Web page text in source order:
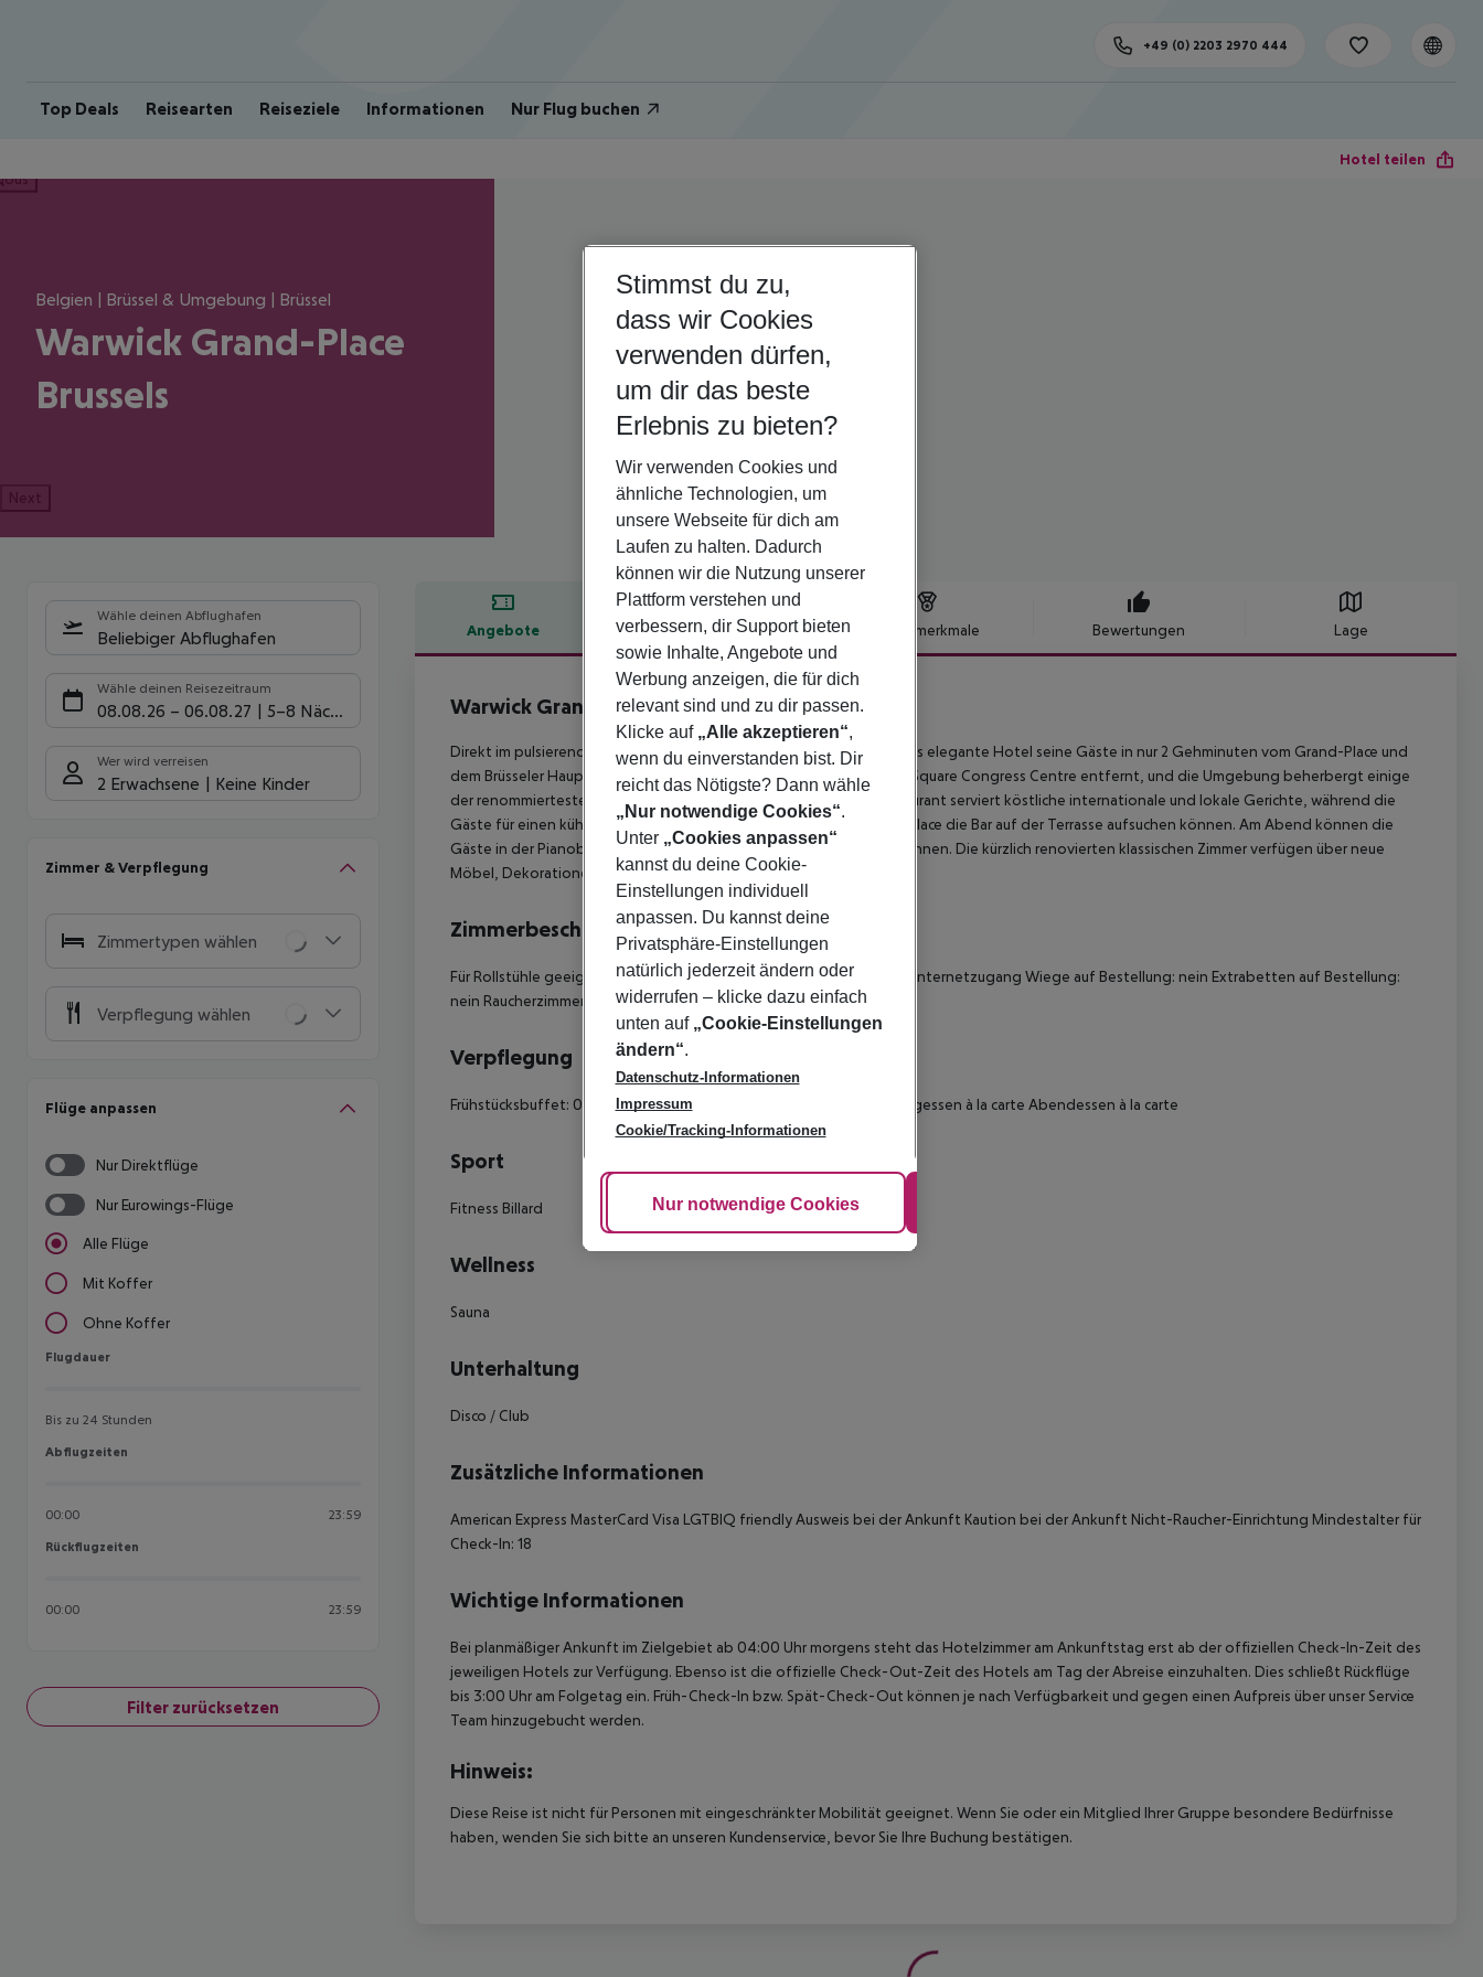
Top Deals Reisearten Reiseziele Informationen Nur Flug buchen
+49 (0) 2203 2970 444
Hotel teilen
Belgien | Brüssel & Umgebung | Brüssel
Warwick Grand-Place
Brussels
Next
Wähle deinen Abflughafen
Beliebiger Abflughafen
Wähle deinen Reisezeitraum
08.08.26 – 06.08.27 5-8 Nächte
Wer wird verreisen
2 Erwachsene Keine Kinder
Zimmer & Verpflegung
Zimmertypen wählen
Verpflegung wählen
Flüge anpassen
Nur Direktflüge
Nur Eurowings-Flüge
Alle Flüge
Mit Koffer
Ohne Koffer
Flugdauer
Flugdauer
Bis zu 24 Stunden
Abflugzeiten
Abflugzeiten
00:00 23:59
Rückflugzeiten
Rückflugzeiten
00:00 23:59
Filter zurücksetzen
Angebote Hotelbeschreibung Hotelmerkmale Bewertungen Lage
Hotelbeschreibung
Warwick Grand-Place Brussels
Direkt im pulsierenden Herzen von Brüssel gelegen, empfängt dieses elegante Hotel seine Gäste in nur 2 Gehminuten vom Grand-Place und
dem Brüsseler Hauptbahnhof. Es ist auch weniger als 150 Meter vom Square Congress Centre entfernt, und die Umgebung beherbergt einige
der renommiertesten Restaurants der Stadt. Das hoteleigene Restaurant serviert köstliche internationale und lokale Gerichte, während die
Gäste für einen kühlen Cocktail mit herrlichem Blick auf den Grand Palace die Bar auf der Terrasse aufsuchen können. Am Abend können die
Gäste in der Pianobar bei ein paar Drinks und herrlicher Musik entspannen. Die kürzlich renovierten klassischen Zimmer verfügen über neue
Möbel, Dekorationen, Betten und renovierte Badezimmer.
Zimmerbeschreibung
Für Rollstühle geeignet: nein Barrierefreies Badezimmer: nein WLAN-Internetzugang Wiege auf Bestellung: nein Extrabetten auf Bestellung:
nein Raucherzimmer: nein Anzahl der Schlafzimmer: 1
Verpflegung
Frühstücksbuffet: 08:00:00 - 11:30:00 Kontinentales Frühstück Mittagessen à la carte Abendessen à la carte
Sport
Fitness Billard
Wellness
Sauna
Unterhaltung
Disco / Club
Zusätzliche Informationen
American Express MasterCard Visa LGTBIQ friendly Ausweis bei der Ankunft Kaution bei der Ankunft Nicht-Raucher-Einrichtung Mindestalter für
Check-In: 18
Wichtige Informationen
Bei planmäßiger Ankunft im Zielgebiet ab 04:00 Uhr morgens steht das Hotelzimmer am Ankunftstag erst ab der offiziellen Check-In-Zeit des
jeweiligen Hotels zur Verfügung. Ebenso ist die offizielle Check-Out-Zeit des Hotels am Tag der Abreise einzuhalten. Dies schließt Rückflüge
bis 3:00 Uhr am Folgetag ein. Früh-Check-In bzw. Spät-Check-Out können je nach Verfügbarkeit und gegen einen Aufpreis über unser Service
Team hinzugebucht werden.
Hinweis:
Diese Reise ist nicht für Personen mit eingeschränkter Mobilität geeignet. Wenn Sie oder ein Mitglied Ihrer Gruppe besondere Bedürfnisse
haben, wenden Sie sich bitte an unseren Kundenservice, bevor Sie Ihre Buchung bestätigen.
Stimmst du zu,
dass wir Cookies
verwenden dürfen,
um dir das beste
Erlebnis zu bieten?
Wir verwenden Cookies und
ähnliche Technologien, um
unsere Webseite für dich am
Laufen zu halten. Dadurch
können wir die Nutzung unserer
Plattform verstehen und
verbessern, dir Support bieten
sowie Inhalte, Angebote und
Werbung anzeigen, die für dich
relevant sind und zu dir passen.
Klicke auf „Alle akzeptieren“,
wenn du einverstanden bist. Dir
reicht das Nötigste? Dann wähle
„Nur notwendige Cookies“.
Unter „Cookies anpassen“
kannst du deine Cookie-
Einstellungen individuell
anpassen. Du kannst deine
Privatsphäre-Einstellungen
natürlich jederzeit ändern oder
widerrufen – klicke dazu einfach
unten auf „Cookie-Einstellungen
ändern“.
Datenschutz-Informationen
Impressum
Cookie/Tracking-Informationen
Cookie anpassen
Nur notwendige Cookies